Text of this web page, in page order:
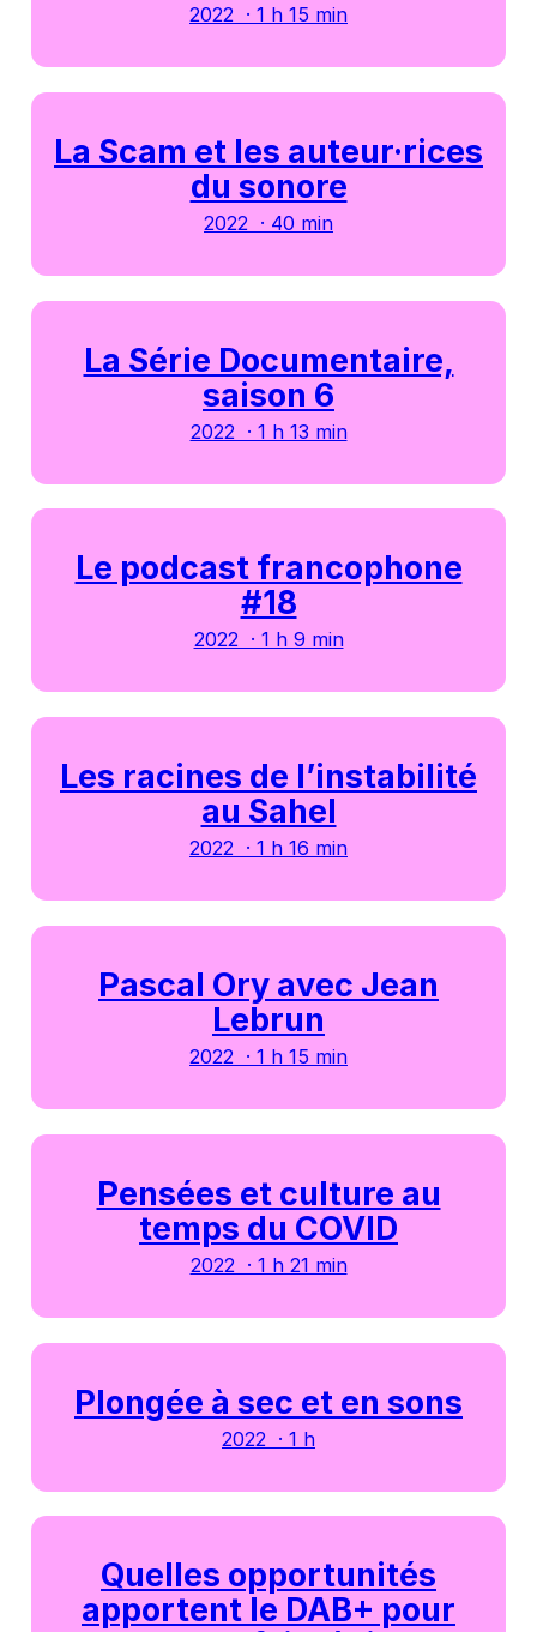
2022 · 1 h 15 min
La Scam et les auteur·rices
du sonore
2022 · 40 min
La Série Documentaire,
saison 6
2022 · 1 h 13 min
Le podcast francophone
#18
2022 · 1 h 9 min
Les racines de l’instabilité
au Sahel
2022 · 1 h 16 min
Pascal Ory avec Jean
Lebrun
2022 · 1 h 15 min
Pensées et culture au
temps du COVID
2022 · 1 h 21 min
Plongée à sec et en sons
2022 · 1 h
Quelles opportunités
apportent le DAB+ pour